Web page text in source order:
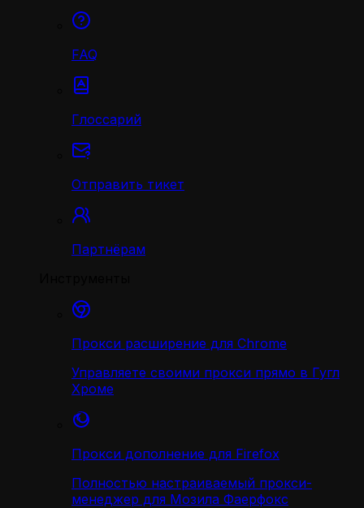
FAQ
Глоссарий
Отправить тикет
Партнёрам
Прокси расширение для Chrome
Управляете своими прокси прямо в Гугл
Хроме
Прокси дополнение для Firefox
Полностью настраиваемый прокси-
менеджер для Мозила Фаерфокс